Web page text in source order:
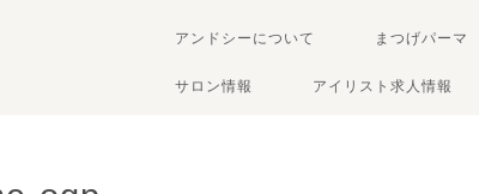
アンドシーについて まつげパーマ
サロン情報 アイリスト求人情報